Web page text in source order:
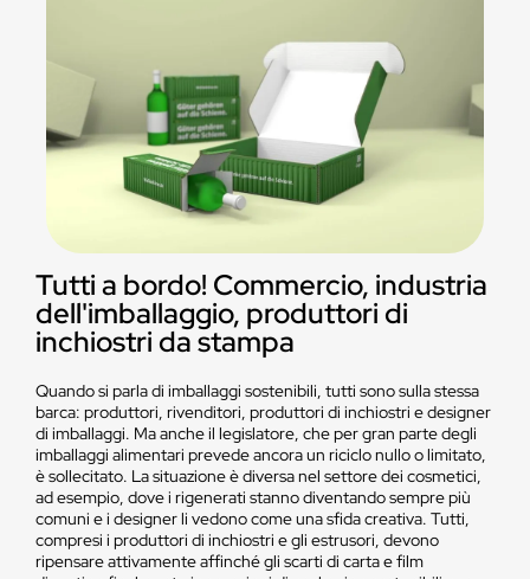
Tutti a bordo! Commercio, industria
dell'imballaggio, produttori di
inchiostri da stampa
Quando si parla di imballaggi sostenibili, tutti sono sulla stessa
barca: produttori, rivenditori, produttori di inchiostri e designer
di imballaggi. Ma anche il legislatore, che per gran parte degli
imballaggi alimentari prevede ancora un riciclo nullo o limitato,
è sollecitato. La situazione è diversa nel settore dei cosmetici,
ad esempio, dove i rigenerati stanno diventando sempre più
comuni e i designer li vedono come una sfida creativa. Tutti,
compresi i produttori di inchiostri e gli estrusori, devono
ripensare attivamente affinché gli scarti di carta e film